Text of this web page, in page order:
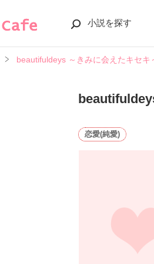
小説を探す
beautifuldeys ～きみに会えたキセキ
恋愛(純愛)